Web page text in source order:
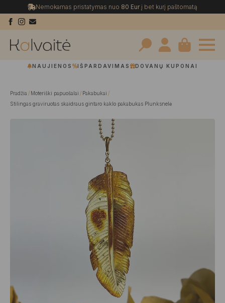
Nemokamas pristatymas nuo 80 Eurį bet kurį paštomatą
Search
NAUJIENOS IŠPARDAVIMAS DOVANŲ KUPONAI
Pradžia Moteriški papuošalai
Pakabukai
Stilingas graviruotas skaidraus gintaro kaklo pakabukas Plunksnelė